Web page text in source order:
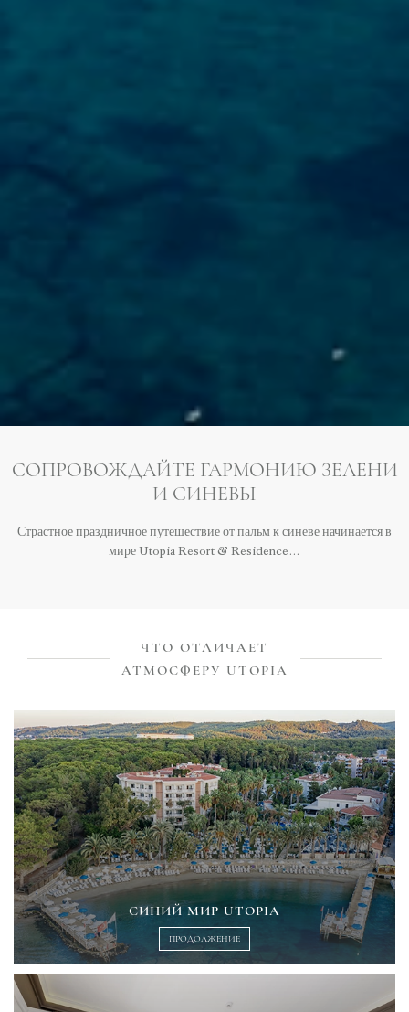
СОПРОВОЖДАЙТЕ ГАРМОНИЮ ЗЕЛЕНИ
И СИНЕВЫ
Страстное праздничное путешествие от пальм к синеве начинается в
мире Utopia Resort & Residence…
ЧТО ОТЛИЧАЕТ
АТМОСФЕРУ UTOPIA
СИНИЙ МИР UTOPIA
ПРОДОЛЖЕНИЕ